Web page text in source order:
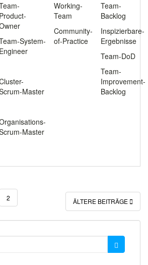
Product-
System-
Engineer
Master
Master
Working-
Team
Community-
of-Practice
Team-
Backlog
Inspizierbare-
Ergebnisse
Team-DoD
Team-
Improvement-
Backlog
2 ÄLTERE BEITRÄGE